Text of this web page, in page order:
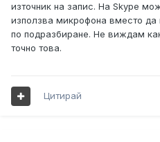
източник на запис. На Skype
използва микрофона вместо да
по подразбиране. Не виждам
точно това.
Цитирай